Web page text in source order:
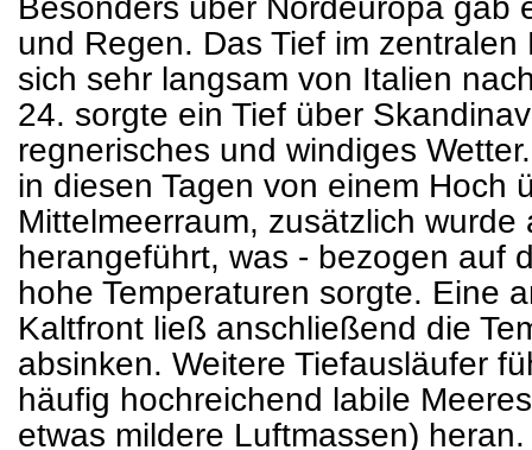
Besonders über Nordeuropa gab
und Regen. Das Tief im
sich sehr langsam von Italien
24. sorgte ein Tief über
regnerisches und windiges
in diesen Tagen von einem Hoch
Mittelmeerraum, zusätzlich
herangeführt, was - bezogen auf
hohe Temperaturen sorgte. Eine
Kaltfront ließ anschließend die
absinken. Weitere Tiefausläufer
häufig hochreichend labile
etwas mildere Luftmassen)